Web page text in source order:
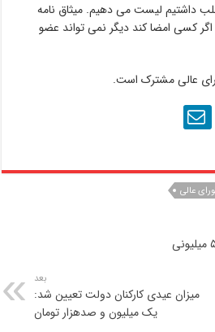
داشتیم لیست می دهیم. میثاق نامه
کسی امضا کند دیگر نمی تواند عضو
عالی مشترک است.
عالی
قیمت سکه در یک قدمی ۵ میلیونی
بعد
میزان عیدی کارکنان دولت تعیین شد:
یک میلیون و صدهزار تومان